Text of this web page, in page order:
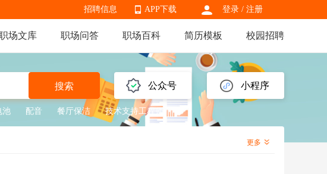
登录 / 注册
APP下载
APP下载
招聘信息
场文库 职场问答 职场百科 简历模板 校园招聘
公众号 小程序
搜索
池 配音 餐厅保洁 技术支持工程师
更多